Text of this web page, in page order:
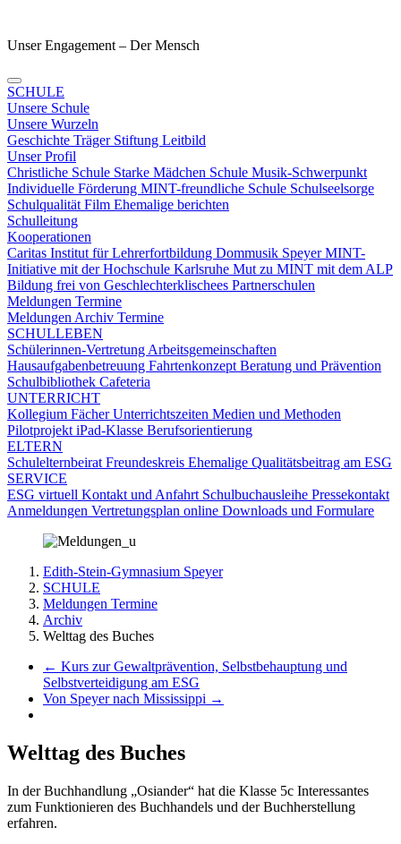
Unser Engagement – Der Mensch
SCHULE
Unsere Schule
Unsere Wurzeln
Geschichte Träger Stiftung Leitbild
Unser Profil
Christliche Schule Starke Mädchen Schule Musik-Schwerpunkt
Individuelle Förderung MINT-freundliche Schule Schulseelsorge
Schulqualität Film Ehemalige berichten
Schulleitung
Kooperationen
Caritas Institut für Lehrerfortbildung Dommusik SpeyerMINT-
Initiative mit der Hochschule Karlsruhe Mut zu MINT mit dem ALP
Bildung frei von Geschlechterklischees Partnerschulen
Meldungen Termine
Meldungen Archiv Termine
SCHULLEBEN
Schülerinnen-Vertretung Arbeitsgemeinschaften
Hausaufgabenbetreuung Fahrtenkonzept Beratung und Prävention
Schulbibliothek Cafeteria
UNTERRICHT
Kollegium FächerUnterrichtszeiten Medien und Methoden
Pilotprojekt iPad-Klasse Berufsorientierung
ELTERN
Schulelternbeirat Freundeskreis Ehemalige Qualitätsbeitrag am ESG
SERVICE
ESG virtuell Kontakt und Anfahrt Schulbuchausleihe Pressekontakt
Anmeldungen Vertretungsplan online Downloads und Formulare
Edith-Stein-Gymnasium Speyer
SCHULE
Meldungen Termine
Archiv
Welttag des Buches
← Kurs zur Gewaltprävention, Selbstbehauptung und
Selbstverteidigung am ESG
Von Speyer nach Mississippi →
Welttag des Buches
In der Buchhandlung „Osiander“ hat die Klasse 5c Interessantes
zum Funktionieren des Buchhandels und der Buchherstellung
erfahren.